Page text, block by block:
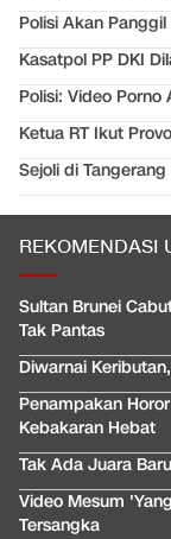
Polisi Akan
Kasatpol PP DKI
Polisi: Video
Ketua RT Ikut
Sejoli di
REKOMENDASI
Sultan Brunei
Tak Pantas
Diwarnai
Penampakan
Kebakaran Hebat
Tak Ada Juara
Video Mesum
Tersangka